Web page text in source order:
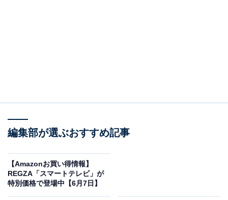
ゼンハイザーの「ワイヤレスイヤホン」が限定価
格に！ 23％オフで登場
編集部が選ぶおすすめ記事
【Amazonお買い得情報】
REGZA「スマートテレビ」が
特別価格で登場中【6月7日】